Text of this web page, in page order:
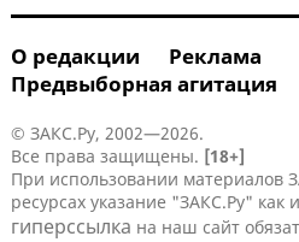
О редакции
Реклама
Предвыборная агитация
© ЗАКС.Ру, 2002—2026.
Все права защищены. [18+]
При использовании материалов
ресурсах указание "ЗАКС.Ру" как
гиперссылка на наш сайт